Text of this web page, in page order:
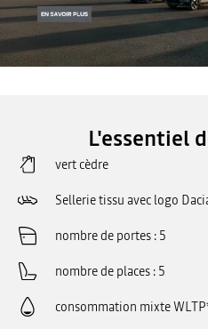
L'essentiel
vert cèdre
Sellerie tissu avec logo
nombre de portes 5
nombre de places 5
consommation mixte